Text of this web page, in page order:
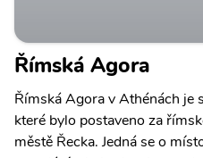
Římská Agora
Římská Agora v Athénách je
které bylo postaveno za
městě Řecka. Jedná se o